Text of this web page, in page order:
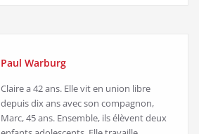
Paul Warburg
Claire a 42 ans. Elle vit en union libre
depuis dix ans avec son compagnon,
Marc, 45 ans. Ensemble, ils élèvent deux